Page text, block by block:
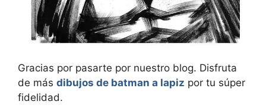
Gracias por pasarte por nuestro blog. Disfruta
de más dibujos de batman a lapiz por tu súper
fidelidad.